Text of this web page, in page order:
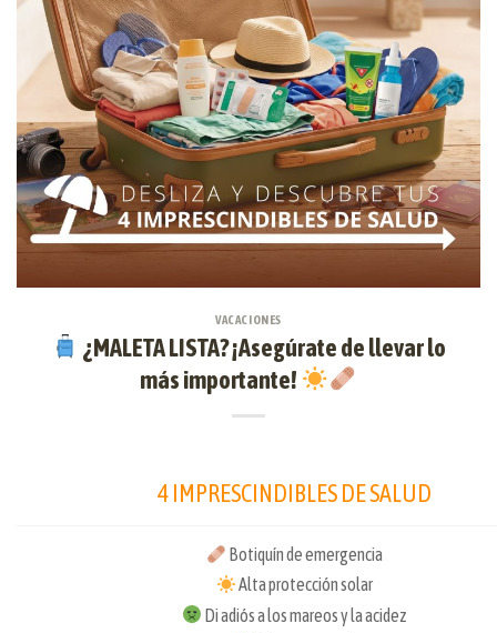
VACACIONES
¿MALETA LISTA? ¡Asegúrate de llevar lo
más importante!
4 IMPRESCINDIBLES DE SALUD
Botiquín de emergencia
Alta protección solar
Di adiós a los mareos y la acidez